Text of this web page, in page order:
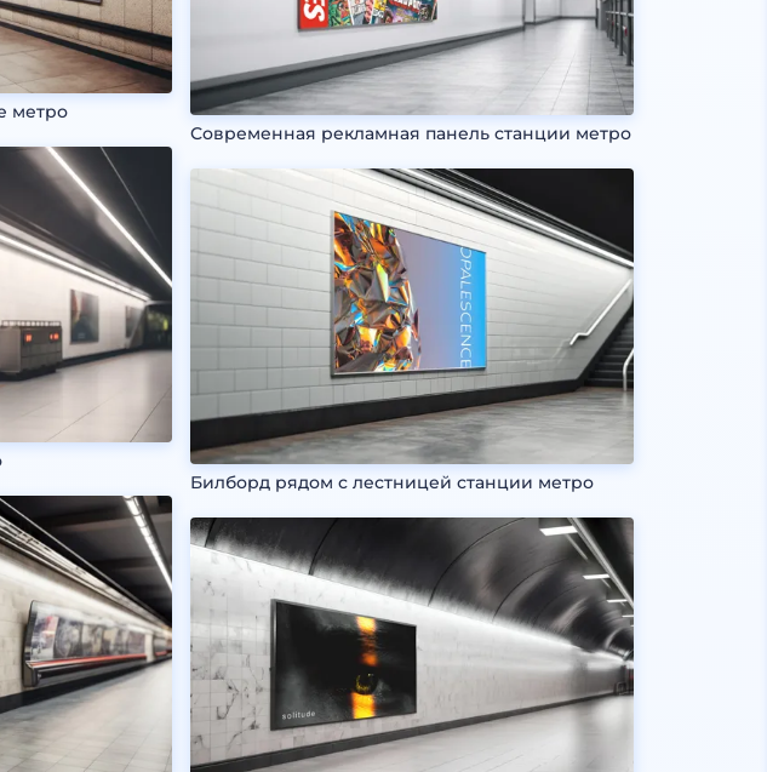
метро
Современная рекламная панель станции метро
Билборд рядом с лестницей станции метро